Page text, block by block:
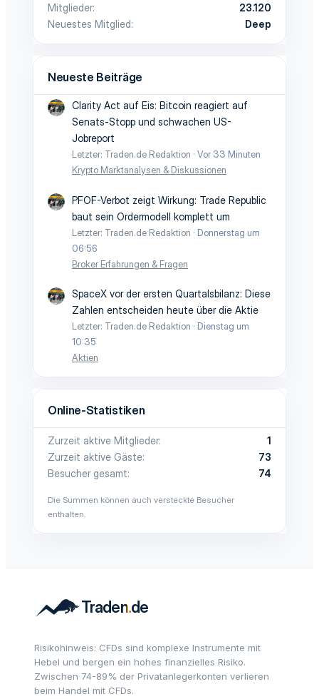
Mitglieder
23.120
Neuestes Mitglied
Deep
Neueste Beiträge
Clarity Act auf Eis: Bitcoin reagiert auf
Senats-Stopp und schwachen US-
Jobreport
Letzter: Traden.de Redaktion
Vor 33 Minuten
Krypto Marktanalysen & Diskussionen
PFOF-Verbot zeigt Wirkung: Trade Republic
baut sein Ordermodell komplett um
Letzter: Traden.de Redaktion
Donnerstag um
06:56
Broker Erfahrungen & Fragen
SpaceX vor der ersten Quartalsbilanz: Diese
Zahlen entscheiden heute über die Aktie
Letzter: Traden.de Redaktion
Dienstag um
10:35
Aktien
Online-Statistiken
Zurzeit aktive Mitglieder
1
Zurzeit aktive Gäste
73
Besucher gesamt
74
Die Summen können auch versteckte Besucher
enthalten.
Risikohinweis: CFDs sind komplexe Instrumente mit
Hebel und bergen ein hohes finanzielles Risiko.
Zwischen 74-89% der Privatanlegerkonten verlieren
beim Handel mit CFDs.